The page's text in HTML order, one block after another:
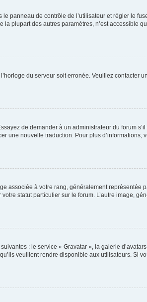
panneau de contrôle de l’utilisateur et régler le
plupart des autres paramètres, n’est accessible
du serveur soit erronée. Veuillez contacter
de demander à un administrateur du forum
une nouvelle traduction. Pour plus d’informations,
associée à votre rang, généralement représentée
statut particulier sur le forum. L’autre image,
: le service « Gravatar », la galerie
veuillent rendre disponible aux utilisateurs. Si